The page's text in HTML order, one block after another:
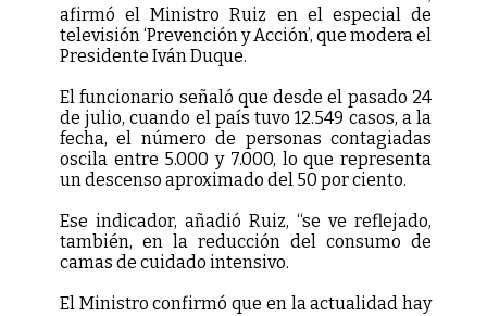
afirmó el Ministro Ruiz en el especial de
televisión ‘Prevención y Acción’, que modera el
Presidente Iván Duque.
El funcionario señaló que desde el pasado 24
de julio, cuando el país tuvo 12.549 casos, a la
fecha, el número de personas contagiadas
oscila entre 5.000 y 7.000, lo que representa
un descenso aproximado del 50 por ciento.
Ese indicador, añadió Ruiz, “se ve reflejado,
también, en la reducción del consumo de
camas de cuidado intensivo.
El Ministro confirmó que en la actualidad hay